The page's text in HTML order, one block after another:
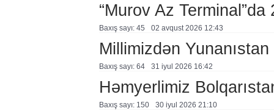
“Murov Az
Baxış sayı: 45 02 avqust 2026 12:43
Millimizdən
Baxış sayı: 64 31 i̇yul 2026 16:42
Həmyerlimiz
Baxış sayı: 150 30 i̇yul 2026 21:10